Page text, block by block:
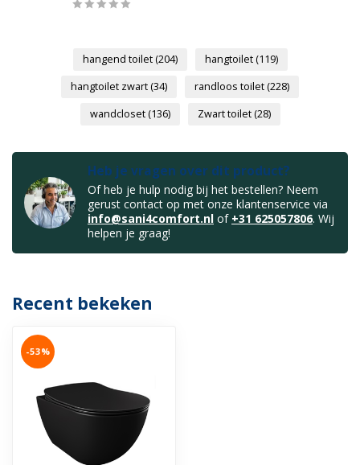
hangend toilet(204) hangtoilet(119)
hangtoilet zwart(34) randloos toilet(228)
wandcloset(136) Zwart toilet(28)
Heb je vragen over dit product?
Of heb je hulp nodig bij het bestellen? Neem
gerust contact op met onze klantenservice via
info@sani4comfort.nl of +31 625057806. Wij
helpen je graag!
Recent bekeken
-53%